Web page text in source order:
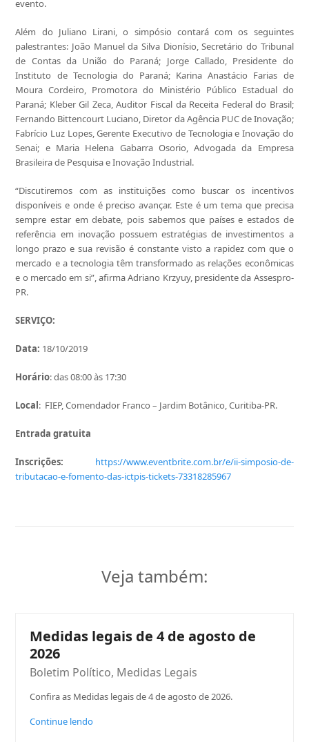
evento.
Além do Juliano Lirani, o simpósio contará com os seguintes
palestrantes: João Manuel da Silva Dionísio, Secretário do Tribunal
de Contas da União do Paraná; Jorge Callado, Presidente do
Instituto de Tecnologia do Paraná; Karina Anastácio Farias de
Moura Cordeiro, Promotora do Ministério Público Estadual do
Paraná; Kleber Gil Zeca, Auditor Fiscal da Receita Federal do Brasil;
Fernando Bittencourt Luciano, Diretor da Agência PUC de Inovação;
Fabrício Luz Lopes, Gerente Executivo de Tecnologia e Inovação do
Senai; e Maria Helena Gabarra Osorio, Advogada da Empresa
Brasileira de Pesquisa e Inovação Industrial.
“Discutiremos com as instituições como buscar os incentivos
disponíveis e onde é preciso avançar. Este é um tema que precisa
sempre estar em debate, pois sabemos que países e estados de
referência em inovação possuem estratégias de investimentos a
longo prazo e sua revisão é constante visto a rapidez com que o
mercado e a tecnologia têm transformado as relações econômicas
e o mercado em si”, afirma Adriano Krzyuy, presidente da Assespro-
PR.
SERVIÇO:
Data: 18/10/2019
Horário: das 08:00 às 17:30
Local: FIEP, Comendador Franco – Jardim Botânico, Curitiba-PR.
Entrada gratuita
Inscrições: https://www.eventbrite.com.br/e/ii-simposio-de-
tributacao-e-fomento-das-ictpis-tickets-73318285967
Veja também:
Medidas legais de 4 de agosto de
2026
Boletim Político, Medidas Legais
Confira as Medidas legais de 4 de agosto de 2026.
Continue lendo